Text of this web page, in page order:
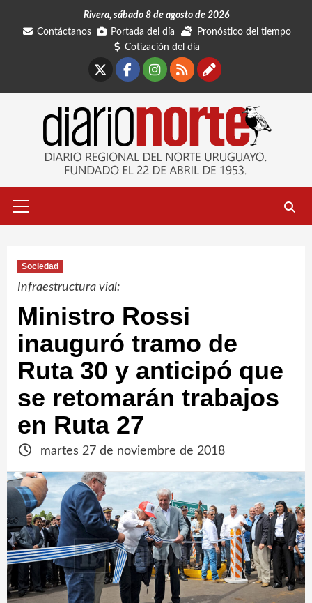
Rivera, sábado 8 de agosto de 2026
Contáctanos
Portada del día
Pronóstico del tiempo
Cotización del día
Facebook
Instagram
RSSContáctanos
primario
Sociedad
Infraestructura vial:
Ministro Rossi
inauguró tramo de
Ruta 30 y anticipó que
se retomarán trabajos
en Ruta 27
martes 27 de noviembre de 2018